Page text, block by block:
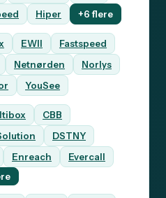
Hiper +6 flere
EWII
Fastspeed
Netnørden
Norlys
YouSee
CBB
DSTNY
Enreach
Evercall